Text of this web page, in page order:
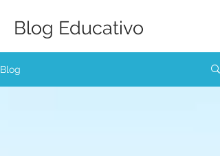
Blog Educativo
Blog